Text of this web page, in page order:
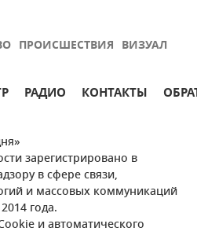
ПРОИСШЕСТВИЯ ВИЗУАЛ
РАДИО КОНТАКТЫ
зарегистрировано в
в сфере связи,
и массовых коммуникаций
года.
и автоматического